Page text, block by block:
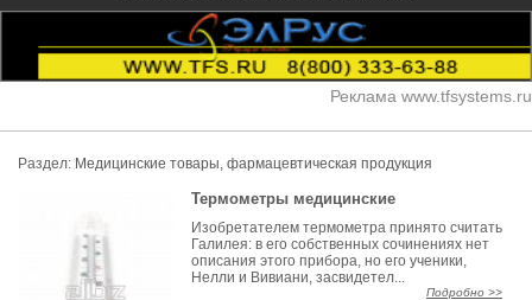
Реклама www.tfsystems.ru
Раздел: Медицинские товары, фармацевтическая продукция
Термометры медицинские
Изобретателем термометра принято считать
Галилея: в его собственных сочинениях нет
описания этого прибора, но его ученики,
Нелли и Вивиани, засвидетел...
Подробно >>